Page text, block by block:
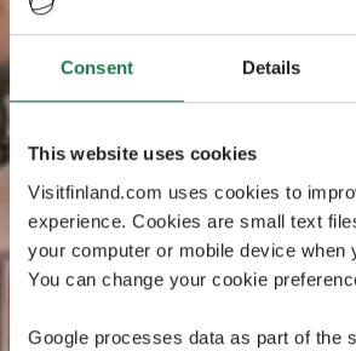
Consent Details
This website uses cookies
Visitfinland.com uses cookies to
experience. Cookies are small text
your computer or mobile device when
You can change your cookie
Google processes data as part of the